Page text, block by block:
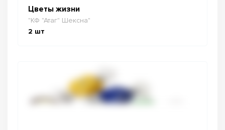
Цветы жизни
"КФ "Атаг" Шексна"
2 шт